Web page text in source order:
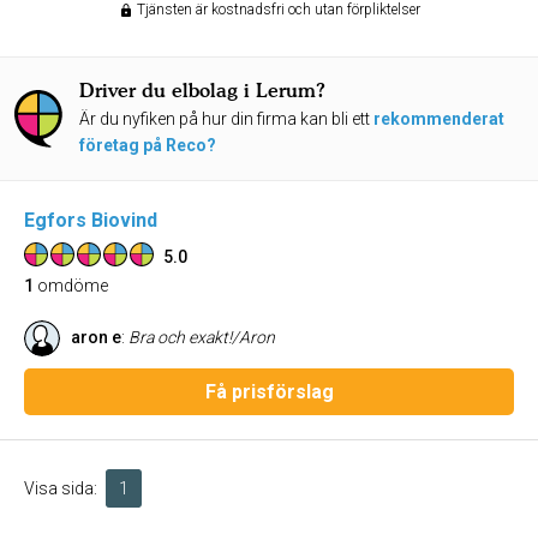
Tjänsten är kostnadsfri och utan förpliktelser
Driver du elbolag i Lerum?
Är du nyfiken på hur din firma kan bli ett rekommenderat
företag på Reco?
Egfors Biovind
5.0
1 omdöme
aron e: Bra och exakt!/Aron
Få prisförslag
Visa sida: 1